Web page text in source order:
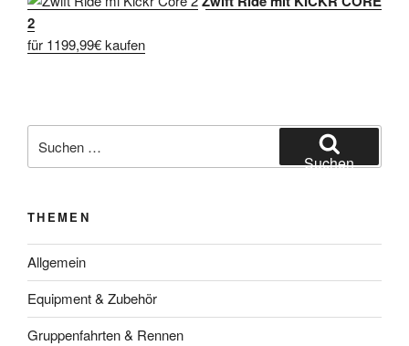
2
für 1199,99€ kaufen
nach:
Suchen
THEMEN
Allgemein
Equipment & Zubehör
Gruppenfahrten & Rennen